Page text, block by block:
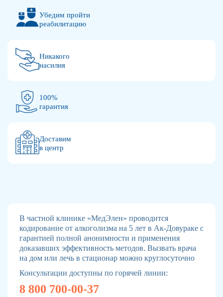
Убедим пройти
реабилитацию
Никакого
насилия
100%
гарантия
Доставим
в центр
В частной клинике «МедЭлен» проводится
кодирование от алкоголизма на 5 лет в Ак-Довураке с
гарантией полной анонимности и применения
доказавших эффективность методов. Вызвать врача
на дом или лечь в стационар можно круглосуточно
Консультации доступны по горячей линии:
8 800 700-00-37